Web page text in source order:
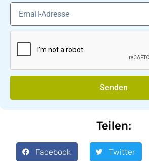
Senden
Teilen:
Facebook Twitter